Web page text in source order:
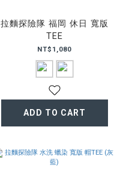
拉麵探險隊 福岡 休日 寬版
TEE
NT$1,080
ADD TO CART